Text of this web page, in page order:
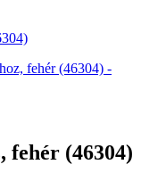
fehér (46304)